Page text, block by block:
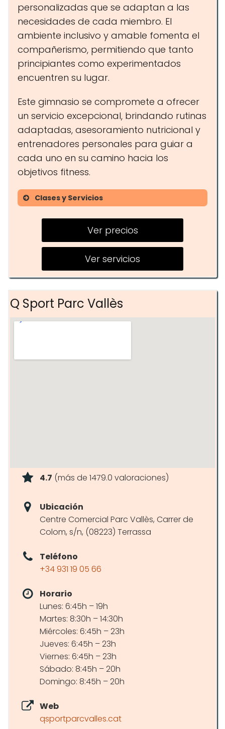
personalizadas que se adaptan a las
necesidades de cada miembro. El
ambiente inclusivo y amable fomenta el
compañerismo, permitiendo que tanto
principiantes como experimentados
encuentren su lugar.
Este gimnasio se compromete a ofrecer
un servicio excepcional, brindando rutinas
adaptadas, asesoramiento nutricional y
entrenadores personales para guiar a
cada uno en su camino hacia los
objetivos fitness.
Clases y Servicios
Rutinas personalizadas
Asesoramiento nutricional
Entrenador personal
Ver precios
Ver servicios
Q Sport Parc Vallès
4.7 (más de 1479.0 valoraciones)
Ubicación
Centre Comercial Parc Vallès, Carrer de
Colom, s/n, (08223) Terrassa
Teléfono
+34 931 19 05 66
Horario
Lunes: 6:45h – 19h
Martes: 8:30h – 14:30h
Miércoles: 6:45h – 23h
Jueves: 6:45h – 23h
Viernes: 6:45h – 23h
Sábado: 8:45h – 20h
Domingo: 8:45h – 20h
Web
qsportparcvalles.cat